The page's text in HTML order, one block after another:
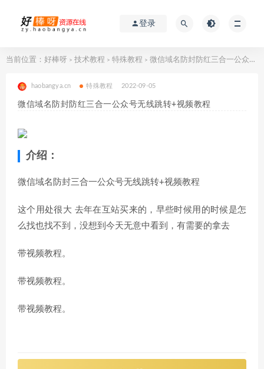
登录
当前位置： 好棒呀 > 技术教程 > 特殊教程 > 微信域名防封防红三合一公众号无线跳转+视频教程
haobangya.cn 特殊教程 2022-09-05
微信域名防封防红三合一公众号无线跳转+视频教程
介绍：
微信域名防封三合一公众号无线跳转+视频教程
这个用处很大 去年在互站买来的，早些时候用的时候是怎
么找也找不到，没想到今天无意中看到，有需要的拿去
带视频教程。
带视频教程。
带视频教程。